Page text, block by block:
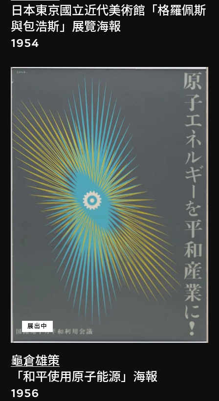
日本東京國立近代美術館「格羅佩斯
與包浩斯」展覽海報
1954
龜倉雄策
展出中
「和平使用原子能源」海報
1956